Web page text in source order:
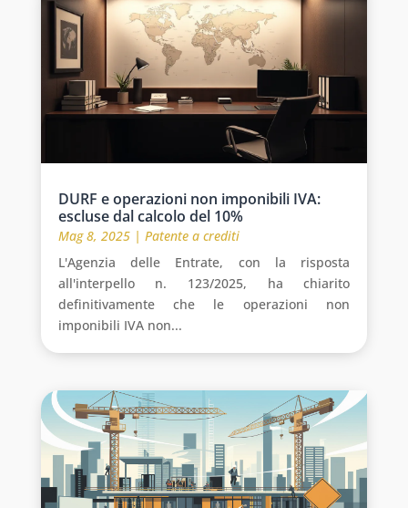
DURF e operazioni non imponibili IVA:
escluse dal calcolo del 10%
Mag 8, 2025| Patente a crediti
L'Agenzia delle Entrate, con la risposta
all'interpello n. 123/2025, ha chiarito
definitivamente che le operazioni non
imponibili IVA non...